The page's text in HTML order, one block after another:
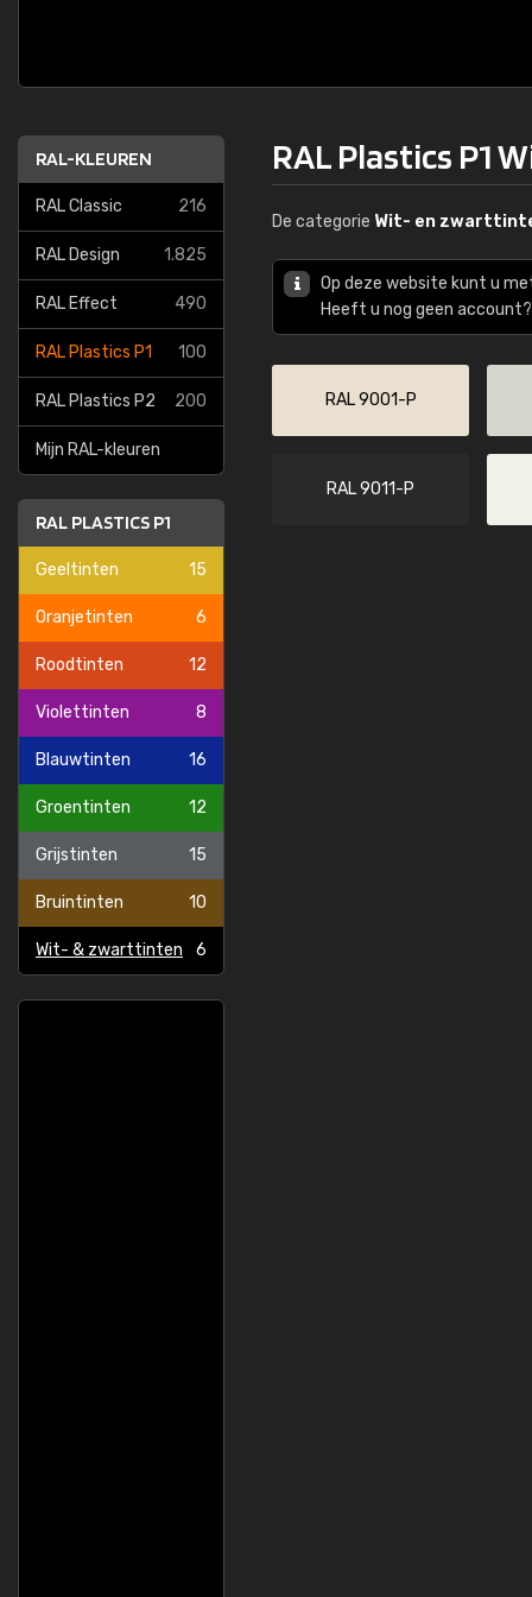
RAL-KLEUREN
RAL Classic 216
RAL Design 1.825
RAL Effect 490
RAL Plastics P1 100
RAL Plastics P2 200
Mijn RAL-kleuren
RAL PLASTICS P1
Geeltinten 15
Oranjetinten 6
Roodtinten 12
Violettinten 8
Blauwtinten 16
Groentinten 12
Grijstinten 15
Bruintinten 10
Wit- & zwarttinten 6
RAL Plastics P1
De categorie Wit- en
Op deze website kunt u
Heeft u nog geen
RAL 9001-P
RAL 9011-P